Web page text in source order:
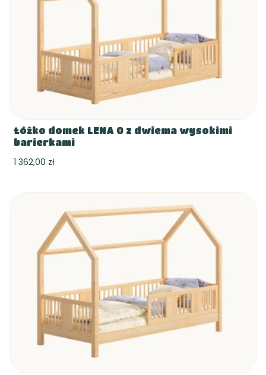
Łóżko domek LENA 0 z dwiema wysokimi
barierkami
1 362,00 zł